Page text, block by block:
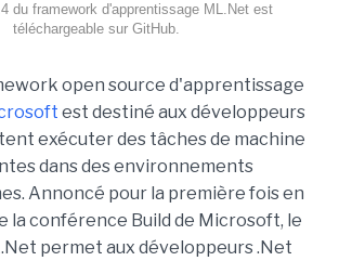
du framework d'apprentissage ML.Net est
téléchargeable sur GitHub.
open source d'apprentissage
est destiné aux développeurs
exécuter des tâches de machine
dans des environnements
Annoncé pour la première fois en
la conférence Build de Microsoft, le
permet aux développeurs .Net